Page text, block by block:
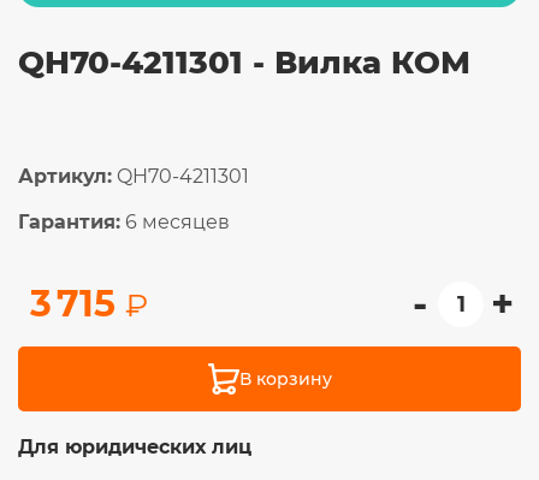
QH70-4211301 - Вилка КОМ
Артикул: QH70-4211301
Гарантия: 6 месяцев
3 715 ₽ - +
В корзину
Для юридических лиц